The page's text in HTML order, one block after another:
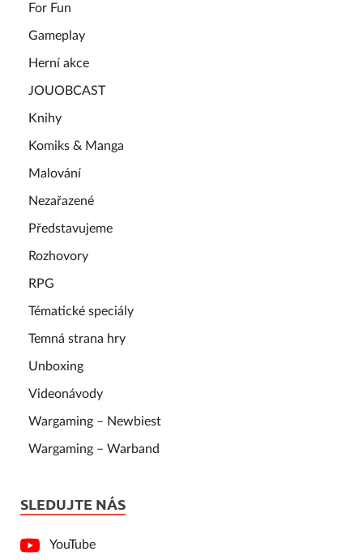
For Fun
Gameplay
Herní akce
JOUOBCAST
Knihy
Komiks & Manga
Malování
Nezařazené
Představujeme
Rozhovory
RPG
Tématické speciály
Temná strana hry
Unboxing
Videonávody
Wargaming – Newbiest
Wargaming – Warband
SLEDUJTE NÁS
YouTube